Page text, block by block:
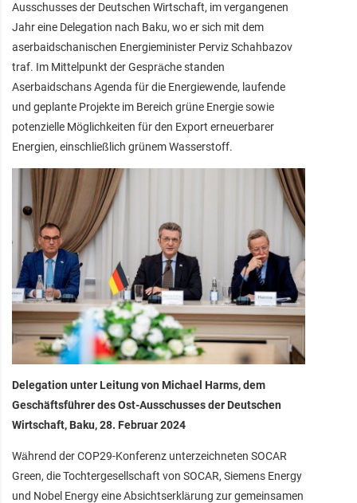
Ausschusses der Deutschen Wirtschaft, im vergangenen
Jahr eine Delegation nach Baku, wo er sich mit dem
aserbaidschanischen Energieminister Perviz Schahbazov
traf. Im Mittelpunkt der Gespräche standen
Aserbaidschans Agenda für die Energiewende, laufende
und geplante Projekte im Bereich grüne Energie sowie
potenzielle Möglichkeiten für den Export erneuerbarer
Energien, einschließlich grünem Wasserstoff.
Delegation unter Leitung von Michael Harms, dem
Geschäftsführer des Ost-Ausschusses der Deutschen
Wirtschaft, Baku, 28. Februar 2024
Während der COP29-Konferenz unterzeichneten SOCAR
Green, die Tochtergesellschaft von SOCAR, Siemens Energy
und Nobel Energy eine Absichtserklärung zur gemeinsamen